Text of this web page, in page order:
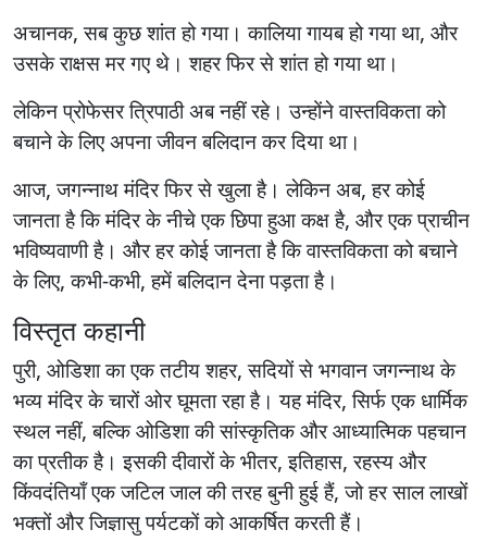
अचानक, सब कुछ शांत हो गया। कालिया गायब हो गया था, और
उसके राक्षस मर गए थे। शहर फिर से शांत हो गया था।
लेकिन प्रोफेसर त्रिपाठी अब नहीं रहे। उन्होंने वास्तविकता को
बचाने के लिए अपना जीवन बलिदान कर दिया था।
आज, जगन्नाथ मंदिर फिर से खुला है। लेकिन अब, हर कोई
जानता है कि मंदिर के नीचे एक छिपा हुआ कक्ष है, और एक प्राचीन
भविष्यवाणी है। और हर कोई जानता है कि वास्तविकता को बचाने
के लिए, कभी-कभी, हमें बलिदान देना पड़ता है।
विस्तृत कहानी
पुरी, ओडिशा का एक तटीय शहर, सदियों से भगवान जगन्नाथ के
भव्य मंदिर के चारों ओर घूमता रहा है। यह मंदिर, सिर्फ एक धार्मिक
स्थल नहीं, बल्कि ओडिशा की सांस्कृतिक और आध्यात्मिक पहचान
का प्रतीक है। इसकी दीवारों के भीतर, इतिहास, रहस्य और
किंवदंतियाँ एक जटिल जाल की तरह बुनी हुई हैं, जो हर साल लाखों
भक्तों और जिज्ञासु पर्यटकों को आकर्षित करती हैं।